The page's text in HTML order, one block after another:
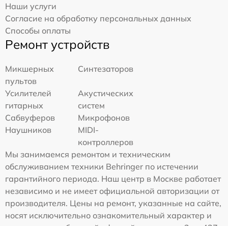
Наши услуги
Согласие на обработку персональных данных
Способы оплаты
Ремонт устройств
Микшерных
пультов
Синтезаторов
Усилителей
гитарных
Акустических
систем
Сабвуферов
Микрофонов
Наушников
MIDI-
контроллеров
Мы занимаемся ремонтом и техническим
обслуживанием техники Behringer по истечении
гарантийного периода. Наш центр в Москве работает
независимо и не имеет официальной авторизации от
производителя. Цены на ремонт, указанные на сайте,
носят исключительно ознакомительный характер и